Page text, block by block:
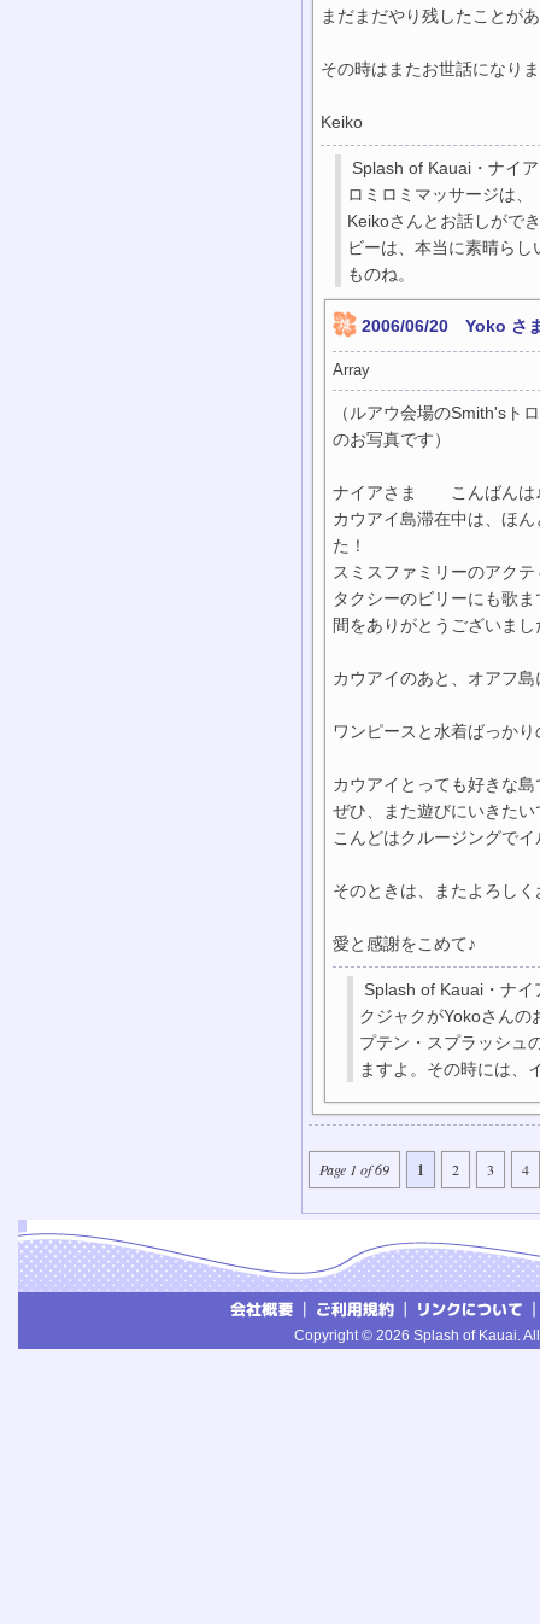
まだまだやり残したことが
その時はまたお
Keiko
Splash of Kauai・ナイ
ロミロミマッサージは
Keikoさんとお話しがで
ビーは、本当に素晴ら
ものね。
2006/06/20 Yoko さ
Array
（ルアウ会場のSmith'sト
のお写真です）
ナイアさま こんばんは
カウアイ島滞在中は、ほ
た！
スミスファミリーのアク
タクシーのビリーにも歌
間をありがとうございま
カウアイのあと、オアフ
ワンピースと水着ばっか
カウアイとっても好きな島
ぜひ、また遊びにいきたい
こんどはクルージングで
そのときは、またよろし
愛と感謝をこめて♪
Splash of Kauai・ナイ
クジャクがYokoさん
プテン・スプラッシュ
ますよ。その時には、
Page 1 of 69 1 2 3 4
Copyright © 2026 Splash of Kauai.